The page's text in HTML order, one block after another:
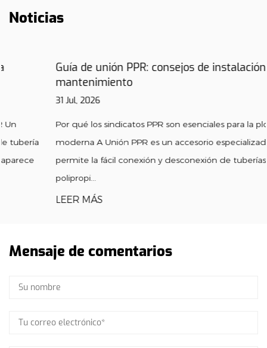
Noticias
Guía de unión PPR: consejos de instalación, tipos y
mantenimiento
Por qué los sindicatos PPR son esenciales para la plomería
moderna A Unión PPR es un accesorio especializado que
permite la fácil conexión y desconexión de tuberías de
Mensaje de comentarios